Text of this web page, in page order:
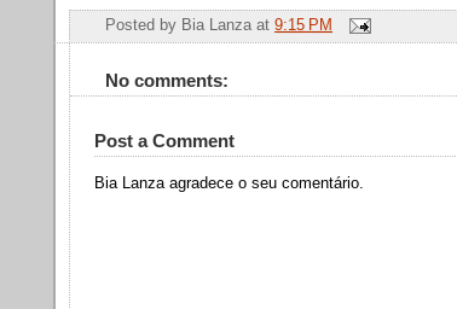
Posted by Bia Lanza at 9:15 PM
No comments:
Post a Comment
Bia Lanza agradece o seu comentário.